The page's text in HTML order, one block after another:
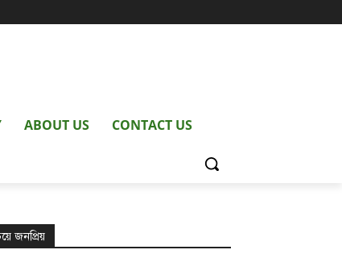
ABOUT US CONTACT US
জনপ্রিয়